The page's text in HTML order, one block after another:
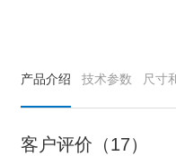
产品介绍 技术参数 尺寸
客户评价（17）